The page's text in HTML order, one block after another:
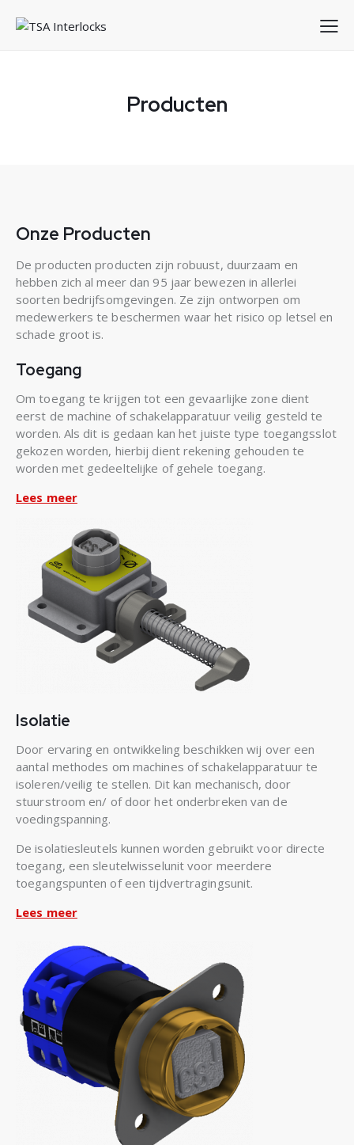
Producten
Onze Producten
De producten producten zijn robuust, duurzaam en
hebben zich al meer dan 95 jaar bewezen in allerlei
soorten bedrijfsomgevingen. Ze zijn ontworpen om
medewerkers te beschermen waar het risico op letsel en
schade groot is.
Toegang
Om toegang te krijgen tot een gevaarlijke zone dient
eerst de machine of schakelapparatuur veilig gesteld te
worden. Als dit is gedaan kan het juiste type toegangsslot
gekozen worden, hierbij dient rekening gehouden te
worden met gedeeltelijke of gehele toegang.
Lees meer
Isolatie
Door ervaring en ontwikkeling beschikken wij over een
aantal methodes om machines of schakelapparatuur te
isoleren/veilig te stellen. Dit kan mechanisch, door
stuurstroom en/ of door het onderbreken van de
voedingspanning.
De isolatiesleutels kunnen worden gebruikt voor directe
toegang, een sleutelwisselunit voor meerdere
toegangspunten of een tijdvertragingsunit.
Lees meer